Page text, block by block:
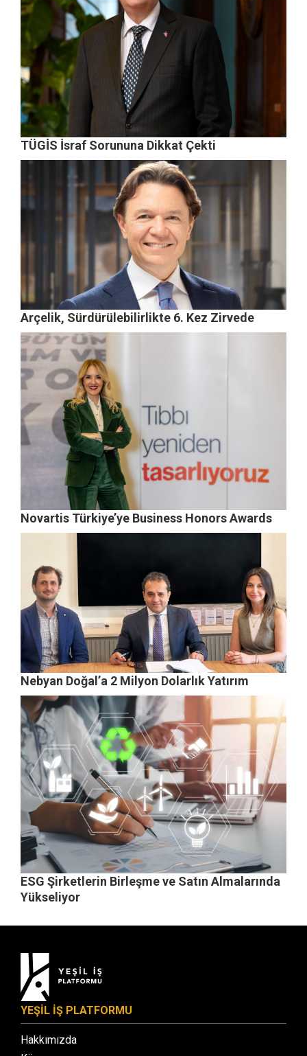
TÜGİS İsraf Sorununa Dikkat Çekti
Arçelik, Sürdürülebilirlikte 6. Kez Zirvede
Novartis Türkiye’ye Business Honors Awards
Nebyan Doğal’a 2 Milyon Dolarlık Yatırım
ESG Şirketlerin Birleşme ve Satın Almalarında
Yükseliyor
YEŞİL İŞ PLATFORMU
Hakkımızda